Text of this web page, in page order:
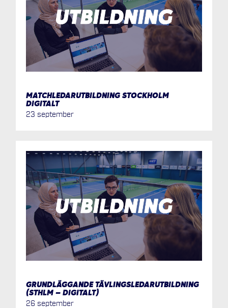
MATCHLEDARUTBILDNING STOCKHOLM
DIGITALT
23 september
GRUNDLÄGGANDE TÄVLINGSLEDARUTBILDNING
(STHLM – DIGITALT)
26 september